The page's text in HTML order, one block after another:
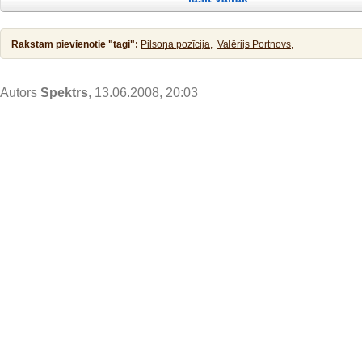
taisnību! Tad viņš to pieļāva. Pēc kristības Jēzus tūliņ izkāpa no ūdens,
Rakstam pievienotie "tagi": Pilsoņa pozīcija, Valērijs Portnovs,
Autors Spektrs, 13.06.2008, 20:03